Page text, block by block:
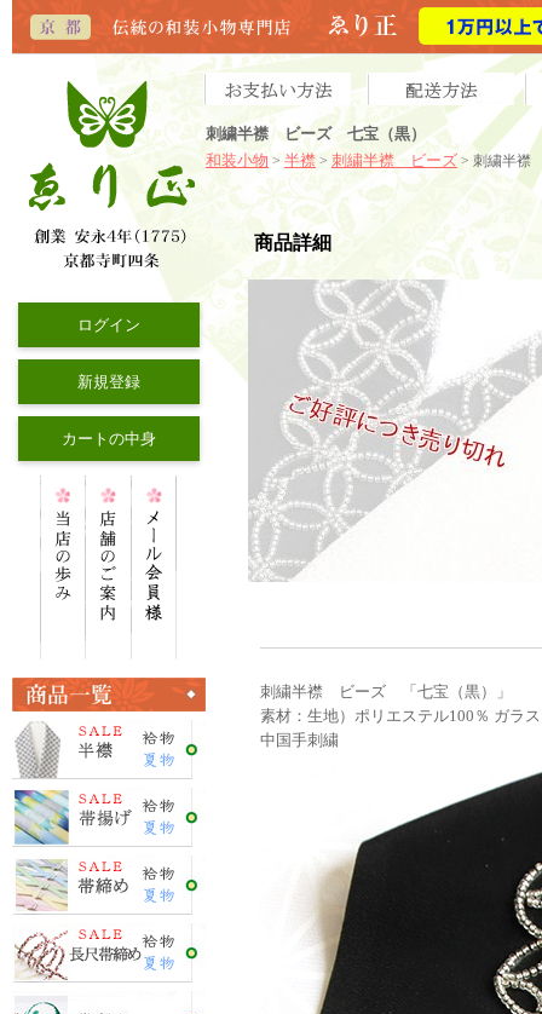
刺繍半襟 ビーズ 七宝（黒）
和装小物 > 半襟 > 刺繍半襟 ビーズ > 刺繍半
ログイン
新規登録
カートの中身
商品詳細
刺繍半襟 ビーズ 「七宝（黒）」
素材：生地）ポリエステル100％ ガラ
中国手刺繍